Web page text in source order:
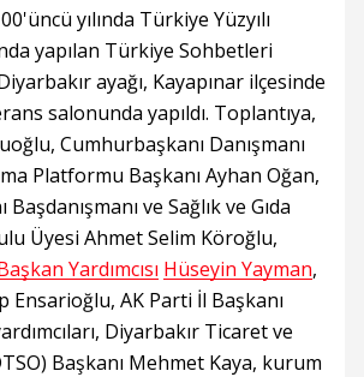
yılında Türkiye Yüzyılı
yapılan Türkiye Sohbetleri
ayağı, Kayapınar ilçesinde
salonunda yapıldı. Toplantıya,
Cumhurbaşkanı Danışmanı
Platformu Başkanı Ayhan Oğan,
ve Sağlık ve Gıda
Üyesi Ahmet Selim Köroğlu,
Yardımcısı Hüseyin Yayman,
Ensarioğlu, AK Parti İl Başkanı
Diyarbakır Ticaret ve
Başkanı Mehmet Kaya, kurum